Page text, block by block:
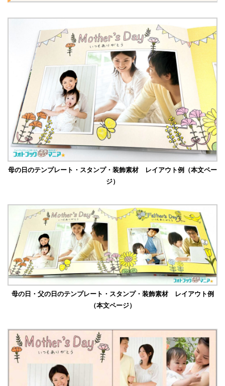
母の日のテンプレート・スタンプ・装飾素材 レイアウト例（本文ペー
ジ）
母の日・父の日のテンプレート・スタンプ・装飾素材 レイアウト例
（本文ページ）